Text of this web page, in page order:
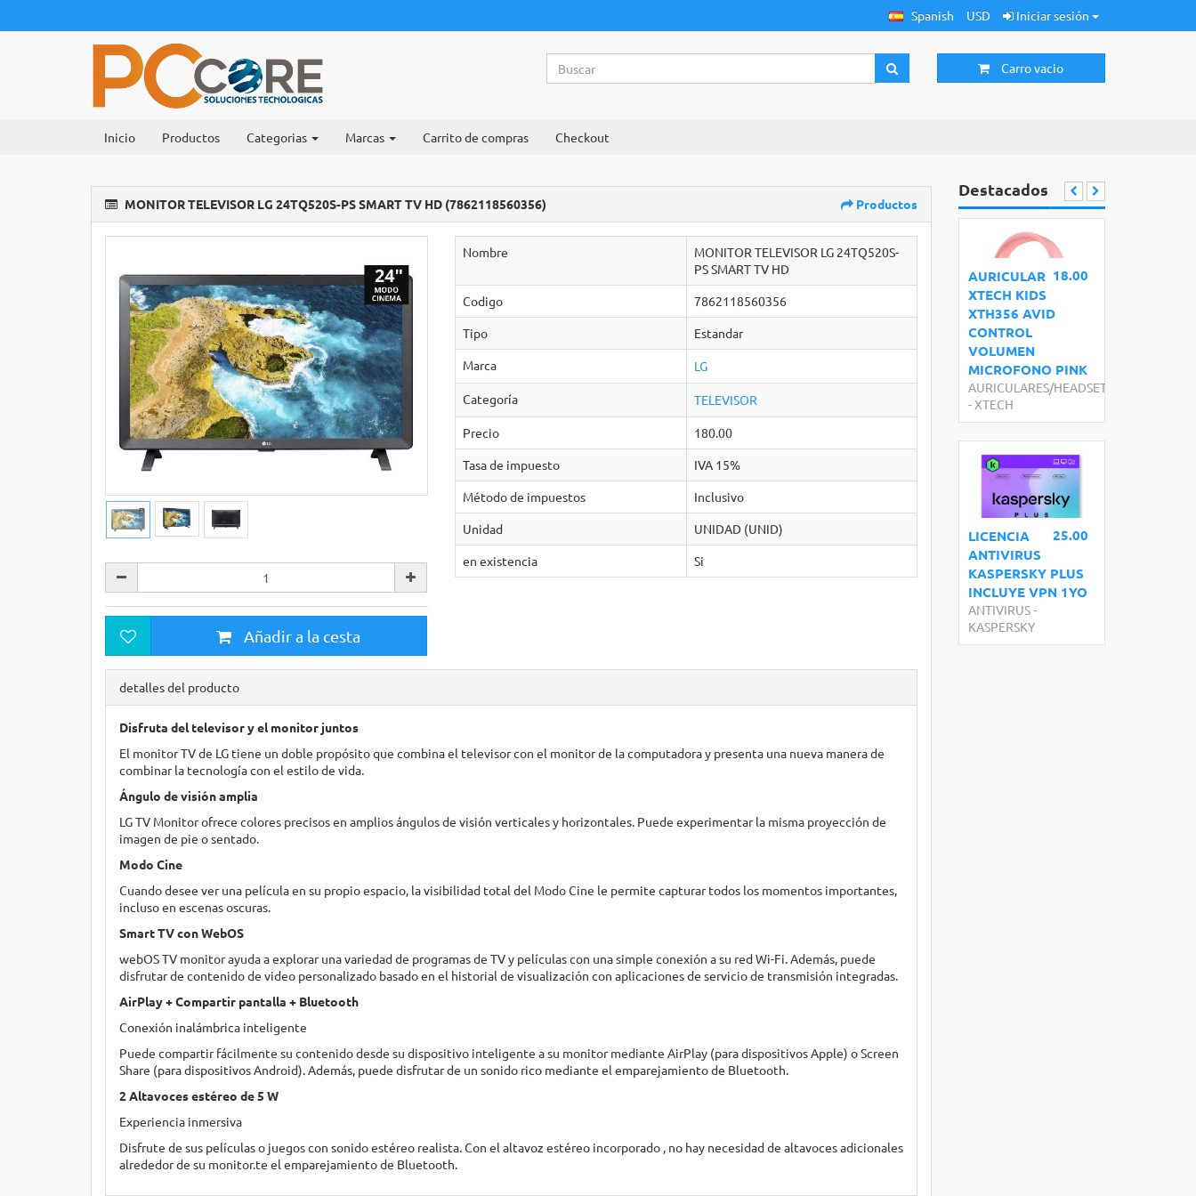
Spanish USD Iniciar sesión
Carro vacio
Inicio Productos Categorias Marcas Carrito de compras Checkout
MONITOR TELEVISOR LG 24TQ520S-PS SMART TV HD (7862118560356) Productos
Añadir a la cesta
Nombre
MONITOR TELEVISOR LG 24TQ520S-
PS SMART TV HD
Codigo
7862118560356
Tipo
Estandar
Marca
LG
Categoría TELEVISOR
Precio
180.00
Tasa de impuesto
IVA 15%
Método de impuestos
Inclusivo
Unidad
UNIDAD (UNID)
en existencia
Si­
detalles del producto
Disfruta del televisor y el monitor juntos
El monitor TV de LG tiene un doble propósito que combina el televisor con el monitor de la computadora y presenta una nueva manera de
combinar la tecnología con el estilo de vida.
Ángulo de visión amplia
LG TV Monitor ofrece colores precisos en amplios ángulos de visión verticales y horizontales. Puede experimentar la misma proyección de
imagen de pie o sentado.
Modo Cine
Cuando desee ver una película en su propio espacio, la visibilidad total del Modo Cine le permite capturar todos los momentos importantes,
incluso en escenas oscuras.
Smart TV con WebOS
webOS TV monitor ayuda a explorar una variedad de programas de TV y películas con una simple conexión a su red Wi-Fi. Además, puede
disfrutar de contenido de video personalizado basado en el historial de visualización con aplicaciones de servicio de transmisión integradas.
AirPlay + Compartir pantalla + Bluetooth
Conexión inalámbrica inteligente
Puede compartir fácilmente su contenido desde su dispositivo inteligente a su monitor mediante AirPlay (para dispositivos Apple) o Screen
Share (para dispositivos Android). Además, puede disfrutar de un sonido rico mediante el emparejamiento de Bluetooth.
2 Altavoces estéreo de 5 W
Experiencia inmersiva
Disfrute de sus películas o juegos con sonido estéreo realista. Con el altavoz estéreo incorporado , no hay necesidad de altavoces adicionales
alrededor de su monitor.te el emparejamiento de Bluetooth.
Destacados
18.00
AURICULAR
XTECH KIDS
XTH356 AVID
CONTROL
VOLUMEN
MICROFONO PINK
AURICULARES/HEADSET
- XTECH
25.00
LICENCIA
ANTIVIRUS
KASPERSKY PLUS
INCLUYE VPN 1YO
ANTIVIRUS-
KASPERSKY